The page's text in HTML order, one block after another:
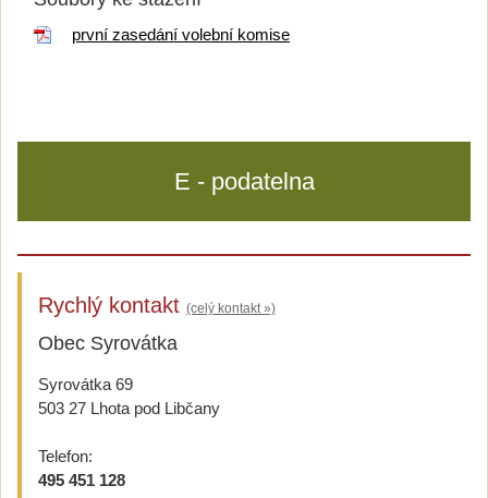
první zasedání volební komise
E - podatelna
Rychlý kontakt (celý kontakt »)
Obec Syrovátka
Syrovátka 69
503 27 Lhota pod Libčany
Telefon:
495 451 128